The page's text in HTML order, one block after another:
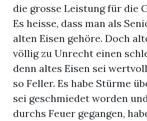
die grosse Leistung für die
Es heisse, dass man als
alten Eisen gehöre. Doch
völlig zu Unrecht einen
denn altes Eisen sei
so Feller. Es habe Stürme
sei geschmiedet worden
durchs Feuer gegangen,